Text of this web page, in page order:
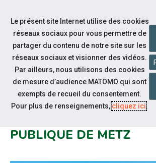
Aller au contenu
Nos actualités
FORUM 2025 EMPLOI DES
PUBLIQUE DE METZ
Le présent site Internet utilise des cookies
réseaux sociaux pour vous permettre de
partager du contenu de notre site sur les
réseaux sociaux et visionner des vidéos.
Par ailleurs, nous utilisons des cookies
de mesure d’audience MATOMO qui sont
exempts de recueil du consentement.
Pour plus de renseignements,cliquez ici.